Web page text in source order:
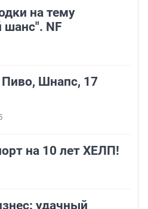
на тему
шанс". NF
Шнапс, 17
на 10 лет ХЕЛП!
удачный